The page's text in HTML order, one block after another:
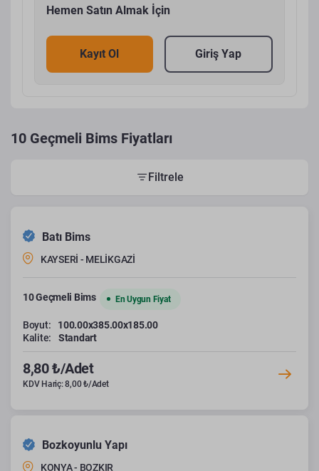
Hemen Satın Almak İçin
Kayıt Ol Giriş Yap
10 Geçmeli Bims Fiyatları
Filtrele
Batı Bims
KAYSERİ - MELİKGAZİ
10 Geçmeli Bims En Uygun Fiyat
Boyut:
100.00x385.00x185.00
Kalite:
Standart
8,80 ₺/Adet
KDV Hariç: 8,00 ₺/Adet
Bozkoyunlu Yapı
KONYA - BOZKIR